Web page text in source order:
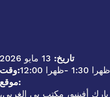
تاريخ:
وقت:
12:00 ظهرا
- 1:30 ظهرا
موقع:
غرفة مجتمع مايكل ب. هانكوك في مكتب برنامج ما قبل المدرسة في دنفر، 305 بارك أفينيو، مكتب بي الغربي،